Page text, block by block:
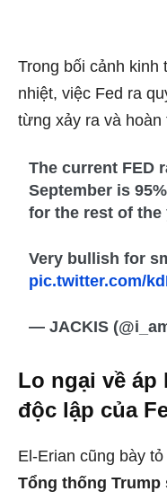
Trong bối cảnh kinh
nhiệt, việc Fed ra
từng xảy ra và hoàn
The current FED
September is
for the rest of the
Very bullish for
pic.twitter.com/
— JACKIS
Lo ngại về
độc lập của
El-Erian cũng bày tỏ
Tổng thống